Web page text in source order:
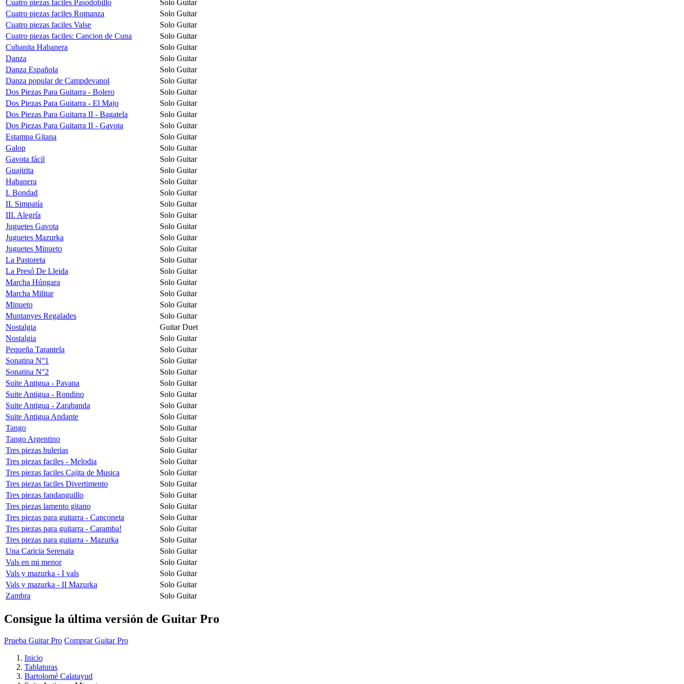
Cuatro piezas faciles Pasodobillo
Solo Guitar
Cuatro piezas faciles Romanza
Solo Guitar
Cuatro piezas faciles Valse
Solo Guitar
Cuatro piezas faciles: Cancion de Cuna
Solo Guitar
Cubanita Habanera
Solo Guitar
Danza
Solo Guitar
Danza Española
Solo Guitar
Danza popular de Campdevanol
Solo Guitar
Dos Piezas Para Guitarra - Bolero
Solo Guitar
Dos Piezas Para Guitarra - El Majo
Solo Guitar
Dos Piezas Para Guitarra II - Bagatela
Solo Guitar
Dos Piezas Para Guitarra II - Gavota
Solo Guitar
Estampa Gitana
Solo Guitar
Galop
Solo Guitar
Gavota fácil
Solo Guitar
Guajirita
Solo Guitar
Habanera
Solo Guitar
I. Bondad
Solo Guitar
II. Simpatía
Solo Guitar
III. Alegría
Solo Guitar
Juguetes Gavota
Solo Guitar
Juguetes Mazurka
Solo Guitar
Juguetes Minueto
Solo Guitar
La Pastoreta
Solo Guitar
La Presó De Lleida
Solo Guitar
Marcha Húngara
Solo Guitar
Marcha Militar
Solo Guitar
Minueto
Solo Guitar
Muntanyes Regalades
Solo Guitar
Nostalgia
Guitar Duet
Nostalgia
Solo Guitar
Pequeña Tarantela
Solo Guitar
Sonatina N°1
Solo Guitar
Sonatina N°2
Solo Guitar
Suite Antigua - Pavana
Solo Guitar
Suite Antigua - Rondino
Solo Guitar
Suite Antigua - Zarabanda
Solo Guitar
Suite Antigua Andante
Solo Guitar
Tango
Solo Guitar
Tango Argentino
Solo Guitar
Tres piezas bulerias
Solo Guitar
Tres piezas faciles - Melodia
Solo Guitar
Tres piezas faciles Cajita de Musica
Solo Guitar
Tres piezas faciles Divertimento
Solo Guitar
Tres piezas fandanguillo
Solo Guitar
Tres piezas lamento gitano
Solo Guitar
Tres piezas para guitarra - Cançoneta
Solo Guitar
Tres piezas para guitarra - Caramba!
Solo Guitar
Tres piezas para guitarra - Mazurka
Solo Guitar
Una Caricia Serenata
Solo Guitar
Vals en mi menor
Solo Guitar
Vals y mazurka - I vals
Solo Guitar
Vals y mazurka - II Mazurka
Solo Guitar
Zambra
Solo Guitar
Consigue la última versión de Guitar Pro
Prueba Guitar Pro Comprar Guitar Pro
Inicio
Tablaturas
Bartolomé Calatayud